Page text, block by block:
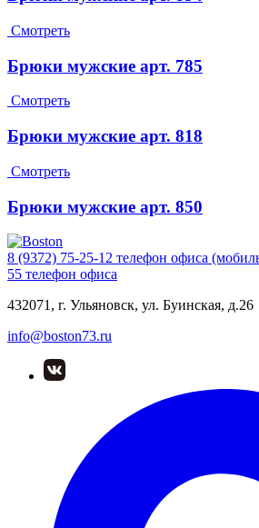
Смотреть
Брюки мужские арт. 785
Смотреть
Брюки мужские арт. 818
Смотреть
Брюки мужские арт. 850
8 (9372) 75-25-12 телефон офиса
55 телефон офиса
432071, г. Ульяновск, ул. Буинская, д.26
info@boston73.ru